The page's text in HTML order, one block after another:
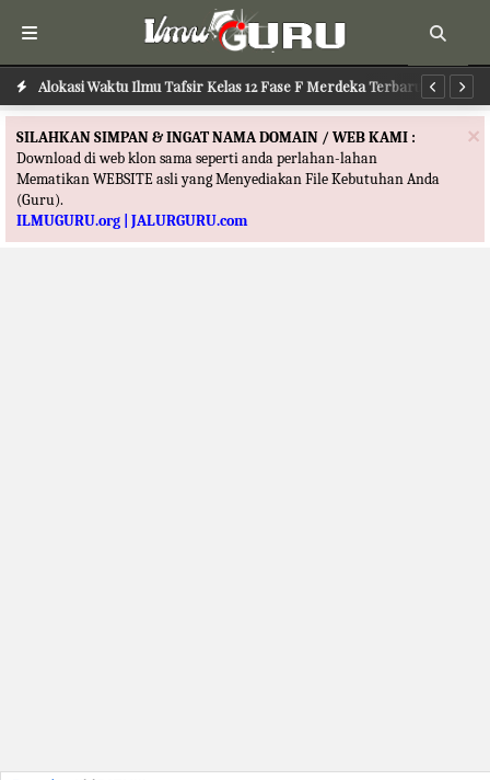
Alokasi Waktu Ilmu Tafsir Kelas 12 Fase F Merdeka Terbaru
×
SILAHKAN SIMPAN & INGAT NAMA DOMAIN / WEB KAMI :
Download di web klon sama seperti anda perlahan-lahan
Mematikan WEBSITE asli yang Menyediakan File Kebutuhan Anda
(Guru).
ILMUGURU.org | JALURGURU.com